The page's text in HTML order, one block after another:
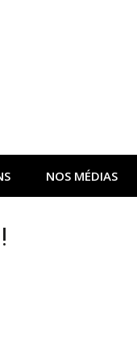
NOS MÉDIAS